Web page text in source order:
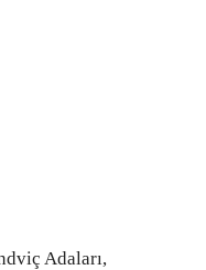
Adaları,